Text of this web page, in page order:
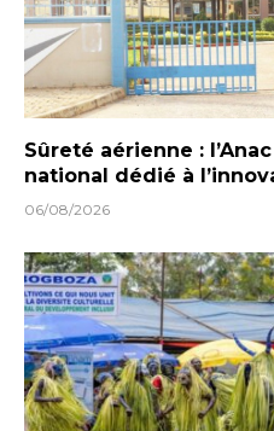
Sûreté aérienne :
national dédié à
06/08/2026